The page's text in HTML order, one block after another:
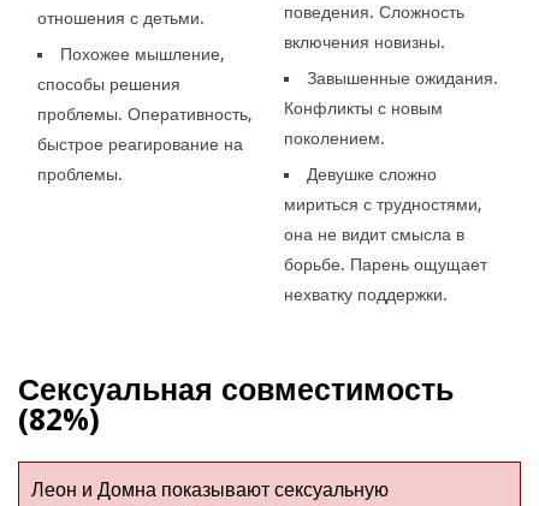
отношения с детьми.
Похожее мышление,
способы решения
проблемы. Оперативность,
быстрое реагирование на
проблемы.
поведения. Сложность
включения новизны.
Завышенные ожидания.
Конфликты с новым
поколением.
Девушке сложно
мириться с трудностями,
она не видит смысла в
борьбе. Парень ощущает
нехватку поддержки.
Сексуальная совместимость
(82%)
Леон и Домна показывают сексуальную